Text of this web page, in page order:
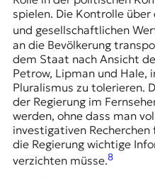
spielen. Die Kontrolle
und gesellschaftlichen
an die Bevölkerung
dem Staat nach Ansicht
Petrow, Lipman und Hale,
Pluralismus zu tolerieren.
der Regierung im
werden, ohne dass man
investigativen
die Regierung wichtige
verzichten müsse.8